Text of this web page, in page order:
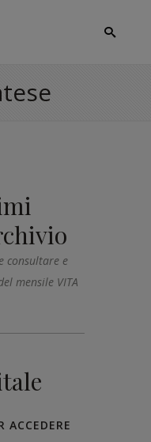
consultare e
mensile VITA
ACCEDERE